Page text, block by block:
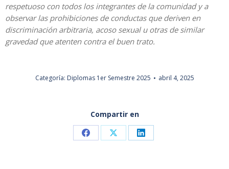
respetuoso con todos los integrantes de la comunidad y a
observar las prohibiciones de conductas que deriven en
discriminación arbitraria, acoso sexual u otras de similar
gravedad que atenten contra el buen trato.
Categoría: Diplomas 1er Semestre 2025 abril 4, 2025
Compartir en
Share Share Share